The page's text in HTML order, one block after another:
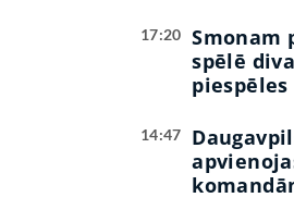
17:20
Smonam
spēlē
piespēles
14:47